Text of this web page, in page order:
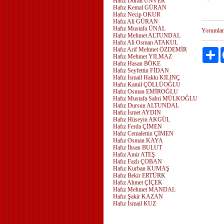
Hafız Kemal GÜRAN
Hafız Necip OKUR
Hafız Ali GÜRAN
Hafız Mustafa ÜNAL
Hafız Mehmet ALTUNDAL
Hafız Ali Osman ATAKUL
Hafız Arif Mehmet ÖZDEMİR
Hafız Mehmet YILMAZ
Hafız Hasan BÖKE
Hafız Seyfettin FİDAN
Hafız İsmail Hakkı KILINÇ
Hafız Kamil ÇÖLLÜOĞLU
Hafız Osman EMİROĞLU
Hafız Mustafa Sabri MÜLKOĞLU
Hafız Dursun ALTUNDAL
Hafız İsmet AYDIN
Hafız Hüseyin AKGÜL
Hafız Ferda ÇİMEN
Hafız Cemalettin ÇİMEN
Hafız Osman KAYA
Hafız İhsan BULUT
Hafız Amir ATEŞ
Hafız Fazlı ÇOBAN
Hafız Kurban KUMAŞ
Hafız Bekir ERTÜRK
Hafız Ahmet ÇİÇEK
Hafız Mehmet MANDAL
Hafız Şakir KAZAN
Hafız İsmail KUZ
Yorumlar